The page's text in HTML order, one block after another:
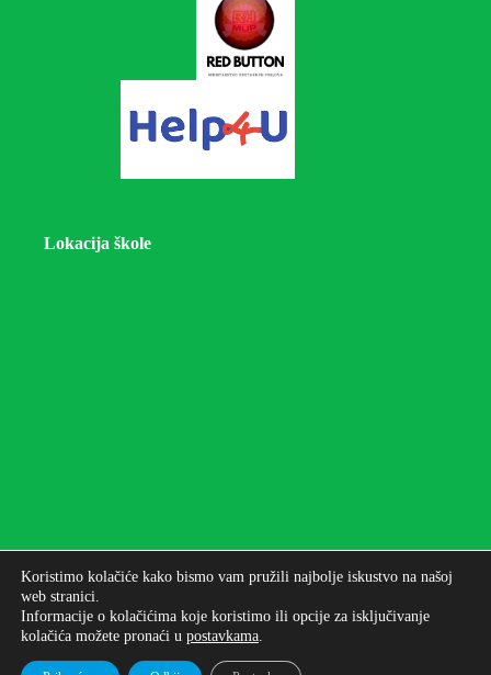
Lokacija škole
Autorska prava © 2026 - Osnovna škola bana Josipa
Jelačića Zagreb
Koristimo kolačiće kako bismo vam pružili najbolje iskustvo na našoj
web stranici.
Informacije o kolačićima koje koristimo ili opcije za isključivanje
kolačića možete pronaći u postavkama.